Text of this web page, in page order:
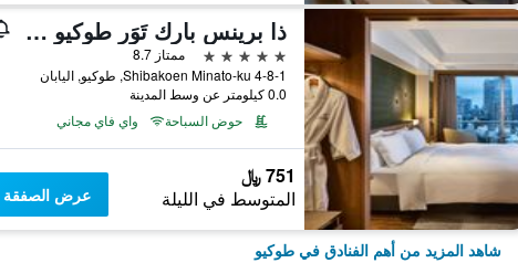
ذا برينس بارك تَوَر طوكيو - الفنادق والمنتجعات المفضلة، مجموعة فنادق إل في إكس
5 نجوم
ممتاز 8.7
4-8-1 Shibakoen Minato-ku, طوكيو, اليابان
0.0 كيلومتر عن وسط المدينة
حوض السباحة
واي فاي مجاني
751 ﷼
المتوسط في الليلة عرض الصفقة
شاهد المزيد من أهم الفنادق في طوكيو